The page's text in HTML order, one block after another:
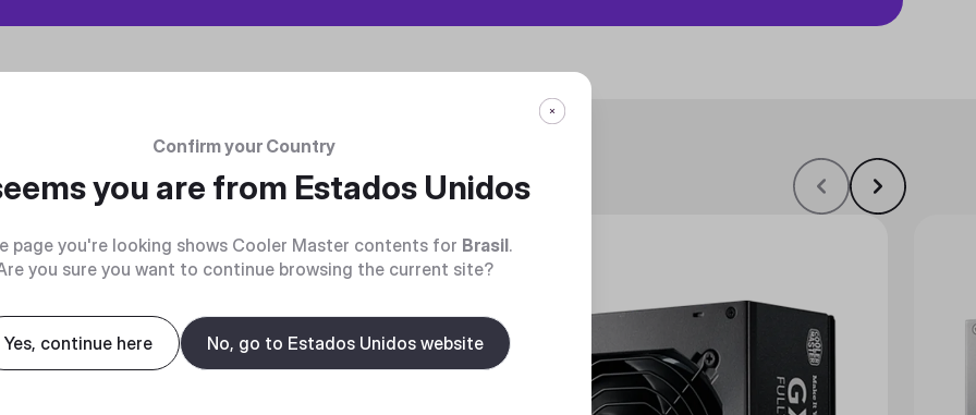
Confirm your Country
you are from Estados Unidos
page you're looking shows Cooler Master contents for Brasil.
you sure you want to continue browsing the current site?
Yes, continue here No, go to Estados Unidos website